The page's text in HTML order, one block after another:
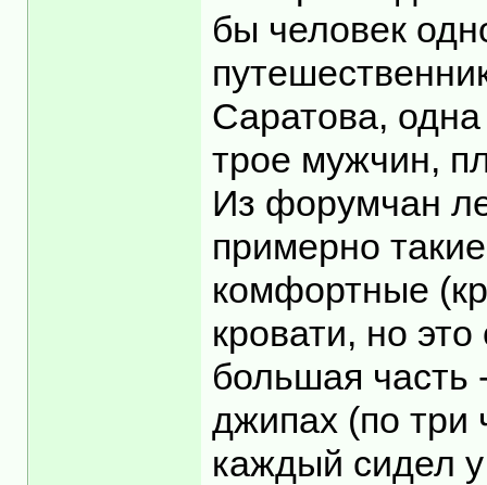
бы человек
Саратова,
трое мужчин,
Из форумчан
примерно
комфортные
кровати, но
большая часть
джипах (по три
каждый сидел